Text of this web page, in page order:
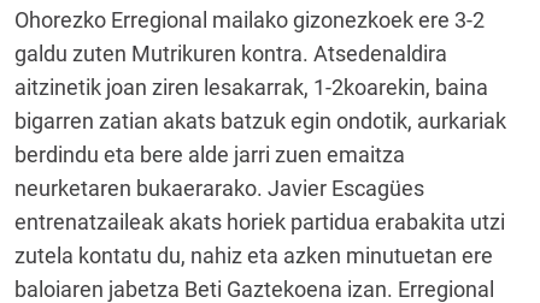
Ohorezko Erregional mailako gizonezkoek ere 3-2
galdu zuten Mutrikuren kontra. Atsedenaldira
aitzinetik joan ziren lesakarrak, 1-2koarekin, baina
bigarren zatian akats batzuk egin ondotik, aurkariak
berdindu eta bere alde jarri zuen emaitza
neurketaren bukaerarako. Javier Escagües
entrenatzaileak akats horiek partidua erabakita utzi
zutela kontatu du, nahiz eta azken minutuetan ere
baloiaren jabetza Beti Gaztekoena izan. Erregional